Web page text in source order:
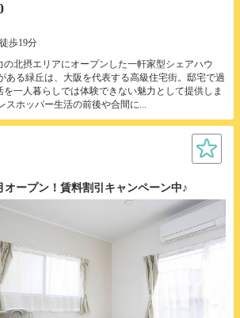
歩19分
北摂エリアにオープンした一軒家型シェアハウ
ある緑丘は、大阪を代表する高級住宅街。邸宅で過
一人暮らしでは体験できない魅力として提供しま
スホッパー生活の前後や合間に...
オープン！賃料割引キャンペーン中♪